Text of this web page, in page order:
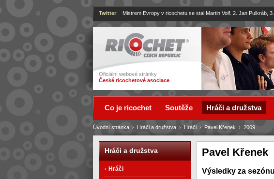
Ricochet
Oficiální webové stránky
České ricochetové asociace
Twitter: Mistrem Evropy v ricochetu se stal Martin Volf. 2. Jan Pulkráb,
Pavel Křenek
Výsledky za
Úvodní stránka › Hráči a družstva › Hráči › Pavel Křenek › 2009
Co je ricochet Soutěže Hráči a družstva
Hráči a družstva
Hráči